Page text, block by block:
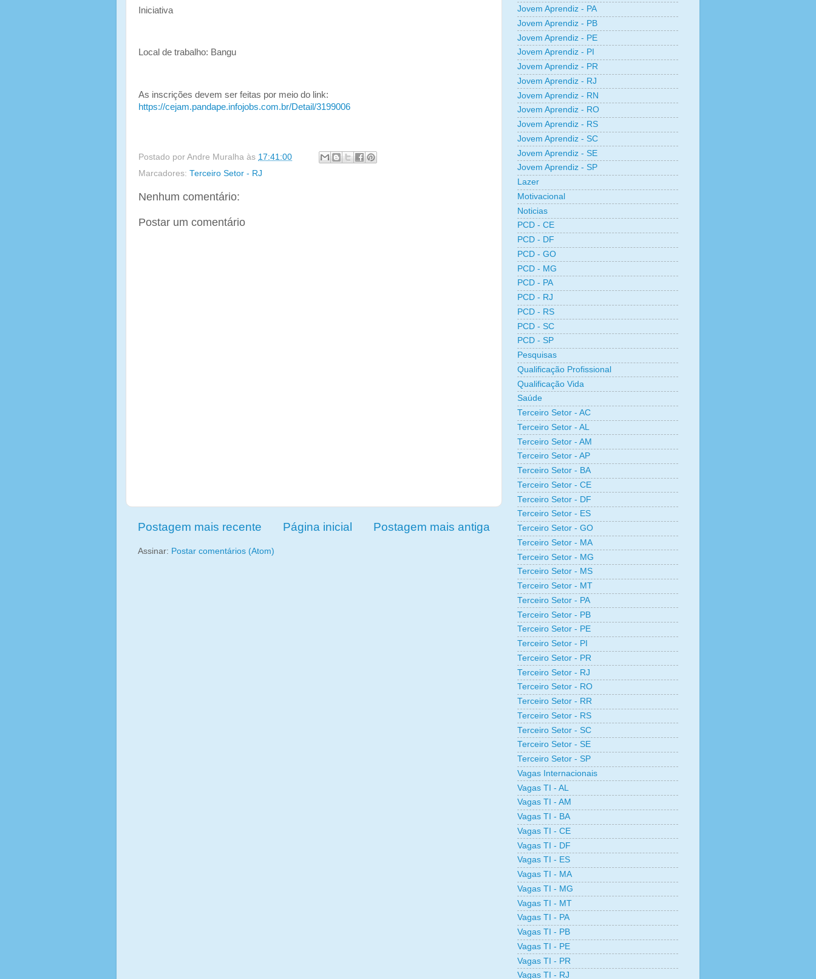
Iniciativa
Local de trabalho: Bangu
As inscrições devem ser feitas por meio do link:
https://cejam.pandape.infojobs.com.br/Detail/3199006
Postado por Andre Muralha às 17:41:00
Marcadores: Terceiro Setor - RJ
Nenhum comentário:
Postar um comentário
Postagem mais recente Postagem mais antiga
Página inicial
Assinar: Postar comentários (Atom)
Jovem Aprendiz - PA
Jovem Aprendiz - PB
Jovem Aprendiz - PE
Jovem Aprendiz - PI
Jovem Aprendiz - PR
Jovem Aprendiz - RJ
Jovem Aprendiz - RN
Jovem Aprendiz - RO
Jovem Aprendiz - RS
Jovem Aprendiz - SC
Jovem Aprendiz - SE
Jovem Aprendiz - SP
Lazer
Motivacional
Noticias
PCD - CE
PCD - DF
PCD - GO
PCD - MG
PCD - PA
PCD - RJ
PCD - RS
PCD - SC
PCD - SP
Pesquisas
Qualificação Profissional
Qualificação Vida
Saúde
Terceiro Setor - AC
Terceiro Setor - AL
Terceiro Setor - AM
Terceiro Setor - AP
Terceiro Setor - BA
Terceiro Setor - CE
Terceiro Setor - DF
Terceiro Setor - ES
Terceiro Setor - GO
Terceiro Setor - MA
Terceiro Setor - MG
Terceiro Setor - MS
Terceiro Setor - MT
Terceiro Setor - PA
Terceiro Setor - PB
Terceiro Setor - PE
Terceiro Setor - PI
Terceiro Setor - PR
Terceiro Setor - RJ
Terceiro Setor - RO
Terceiro Setor - RR
Terceiro Setor - RS
Terceiro Setor - SC
Terceiro Setor - SE
Terceiro Setor - SP
Vagas Internacionais
Vagas TI - AL
Vagas TI - AM
Vagas TI - BA
Vagas TI - CE
Vagas TI - DF
Vagas TI - ES
Vagas TI - MA
Vagas TI - MG
Vagas TI - MT
Vagas TI - PA
Vagas TI - PB
Vagas TI - PE
Vagas TI - PR
Vagas TI - RJ